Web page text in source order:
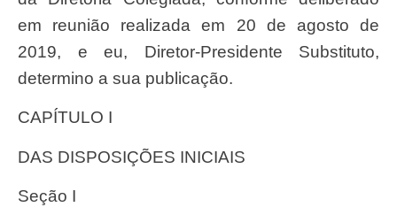
em reunião realizada em 20 de agosto de
2019, e eu, Diretor-Presidente Substituto,
determino a sua publicação.
CAPÍTULO I
DAS DISPOSIÇÕES INICIAIS
Seção I